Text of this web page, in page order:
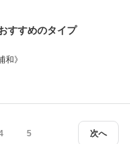
すすめのタイプ
和》
次へ
5